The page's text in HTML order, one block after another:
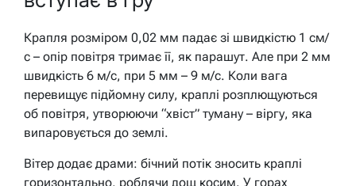
Крапля розміром 0,02 мм падає зі швидкістю 1 см/
с – опір повітря тримає її, як парашут. Але при 2 мм
швидкість 6 м/с, при 5 мм – 9 м/с. Коли вага
перевищує підйомну силу, краплі розплющуються
об повітря, утворюючи “хвіст” туману – віргу, яка
випаровується до землі.
Вітер додає драми: бічний потік зносить краплі
горизонтально, роблячи дощ косим. У горах